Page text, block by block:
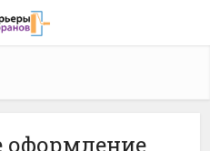
оформление